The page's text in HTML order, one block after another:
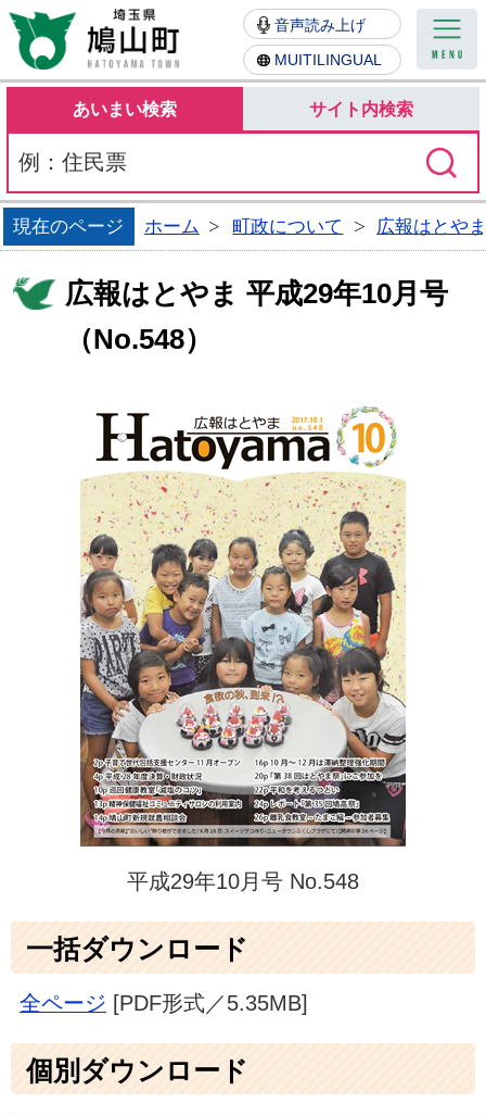
鳩山町
音声読み上げ
MUITILINGUAL
あいまい検索 サイト内検索
現在のページ ホーム 町政について 広報はとや
広報はとやま 平成29年10月号
（No.548）
平成29年10月号 No.548
一括ダウンロード
全ページ [PDF形式／5.35MB]
個別ダウンロード